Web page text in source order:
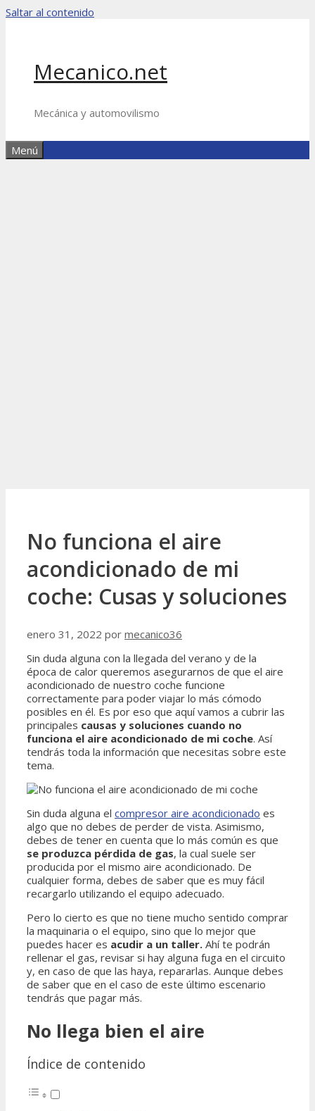
Saltar al contenido
Mecanico.net
Mecánica y automovilismo
Menú
No funciona el aire
acondicionado de mi
coche: Cusas y soluciones
enero 31, 2022 por mecanico36
Sin duda alguna con la llegada del verano y de la
época de calor queremos asegurarnos de que el aire
acondicionado de nuestro coche funcione
correctamente para poder viajar lo más cómodo
posibles en él. Es por eso que aquí vamos a cubrir las
principales causas y soluciones cuando no
funciona el aire acondicionado de mi coche. Así
tendrás toda la información que necesitas sobre este
tema.
Sin duda alguna el compresor aire acondicionado es
algo que no debes de perder de vista. Asimismo,
debes de tener en cuenta que lo más común es que
se produzca pérdida de gas, la cual suele ser
producida por el mismo aire acondicionado. De
cualquier forma, debes de saber que es muy fácil
recargarlo utilizando el equipo adecuado.
Pero lo cierto es que no tiene mucho sentido comprar
la maquinaria o el equipo, sino que lo mejor que
puedes hacer es acudir a un taller. Ahí te podrán
rellenar el gas, revisar si hay alguna fuga en el circuito
y, en caso de que las haya, repararlas. Aunque debes
de saber que en el caso de este último escenario
tendrás que pagar más.
No llega bien el aire
Índice de contenido